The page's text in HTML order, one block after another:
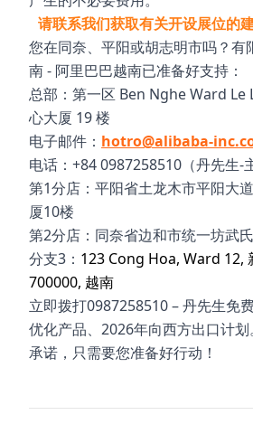
请联系我们获取有关开设展位的
您在同奈、平阳或胡志明市吗？有
南 - 阿里巴巴越南已准备好支持：
总部：第一区 Ben Nghe Ward Le
心大厦 19 楼
电子邮件： hotro@alibaba-
电话：+84 0987258510（丹先生-
第1分店：平阳省土龙木市平阳大
厦10楼
第2分店：同奈省边和市统一坊武
分支3： 123 Cong Hoa, Ward 12,
700000, 越南
立即拨打0987258510 – 丹先生免
优化产品、2026年向西方出口计
承诺，只需要您准备好行动！